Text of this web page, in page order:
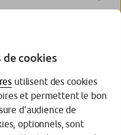
cookies
utilisent des cookies
et permettent le bon
d'audience de
optionnels, sont